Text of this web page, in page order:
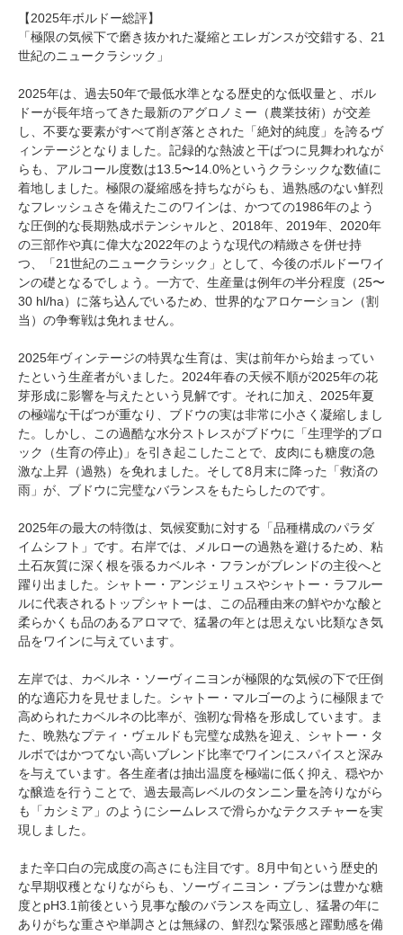
【2025年ボルドー総評】
「極限の気候下で磨き抜かれた凝縮とエレガンスが交錯する、21
世紀のニュークラシック」
2025年は、過去50年で最低水準となる歴史的な低収量と、ボル
ドーが長年培ってきた最新のアグロノミー（農業技術）が交差
し、不要な要素がすべて削ぎ落とされた「絶対的純度」を誇るヴ
ィンテージとなりました。記録的な熱波と干ばつに見舞われなが
らも、アルコール度数は13.5〜14.0%というクラシックな数値に
着地しました。極限の凝縮感を持ちながらも、過熟感のない鮮烈
なフレッシュさを備えたこのワインは、かつての1986年のよう
な圧倒的な長期熟成ポテンシャルと、2018年、2019年、2020年
の三部作や真に偉大な2022年のような現代の精緻さを併せ持
つ、「21世紀のニュークラシック」として、今後のボルドーワイ
ンの礎となるでしょう。一方で、生産量は例年の半分程度（25〜
30 hl/ha）に落ち込んでいるため、世界的なアロケーション（割
当）の争奪戦は免れません。
2025年ヴィンテージの特異な生育は、実は前年から始まってい
たという生産者がいました。2024年春の天候不順が2025年の花
芽形成に影響を与えたという見解です。それに加え、2025年夏
の極端な干ばつが重なり、ブドウの実は非常に小さく凝縮しまし
た。しかし、この過酷な水分ストレスがブドウに「生理学的ブロ
ック（生育の停止)」を引き起こしたことで、皮肉にも糖度の急
激な上昇（過熟）を免れました。そして8月末に降った「救済の
雨」が、ブドウに完璧なバランスをもたらしたのです。
2025年の最大の特徴は、気候変動に対する「品種構成のパラダ
イムシフト」です。右岸では、メルローの過熟を避けるため、粘
土石灰質に深く根を張るカベルネ・フランがブレンドの主役へと
躍り出ました。シャトー・アンジェリュスやシャトー・ラフルー
ルに代表されるトップシャトーは、この品種由来の鮮やかな酸と
柔らかくも品のあるアロマで、猛暑の年とは思えない比類なき気
品をワインに与えています。
左岸では、カベルネ・ソーヴィニヨンが極限的な気候の下で圧倒
的な適応力を見せました。シャトー・マルゴーのように極限まで
高められたカベルネの比率が、強靭な骨格を形成しています。ま
た、晩熟なプティ・ヴェルドも完璧な成熟を迎え、シャトー・タ
ルボではかつてない高いブレンド比率でワインにスパイスと深み
を与えています。各生産者は抽出温度を極端に低く抑え、穏やか
な醸造を行うことで、過去最高レベルのタンニン量を誇りながら
も「カシミア」のようにシームレスで滑らかなテクスチャーを実
現しました。
また辛口白の完成度の高さにも注目です。8月中旬という歴史的
な早期収穫となりながらも、ソーヴィニヨン・ブランは豊かな糖
度とpH3.1前後という見事な酸のバランスを両立し、猛暑の年に
ありがちな重さや単調さとは無縁の、鮮烈な緊張感と躍動感を備